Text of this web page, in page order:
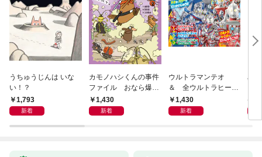
うちゅうじんは いな
い！？
1,793
新着
カモノハシくんの事件
ファイル おなら爆
弾！ 危機イッパツ編
1,430
新着
ウルトラマンテオ
＆ 全ウルトラヒーロ
ー大集合 あそべるず
かん
1,430
新着
星